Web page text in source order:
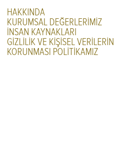
HAKKINDA
KURUMSAL DEĞERLERİMİZ
İNSAN KAYNAKLARI
GİZLİLİK VE KİŞİSEL VERİLERİN
KORUNMASI POLİTİKAMIZ